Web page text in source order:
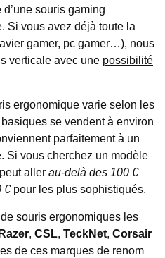
souris gaming
Si vous avez déjà toute la
gamer, pc gamer…), nous
verticale avec une possibilité
ergonomique varie selon les
se vendent à environ
parfaitement à un
Si vous cherchez un modèle
aller au-delà des 100 €
€pour les plus sophistiqués.
souris ergonomiques les
Razer, CSL, TeckNet, Corsair
de ces marques de renom